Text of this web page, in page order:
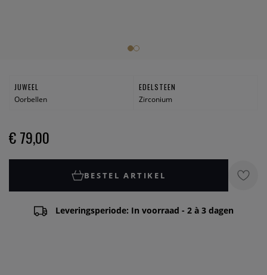
JUWEEL
Oorbellen
EDELSTEEN
Zirconium
€ 79,00
BESTEL ARTIKEL
Leveringsperiode: In voorraad - 2 à 3 dagen